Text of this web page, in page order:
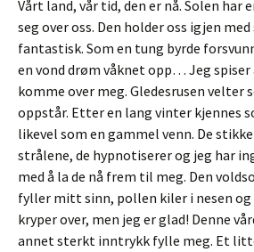
Vårt land, vår tid, den er nå. Solen har
seg over oss. Den holder oss igjen
fantastisk. Som en tung byrde
en vond drøm våknet opp… Jeg spiser
komme over meg. Gledesrusen velter
oppstår. Etter en lang vinter kjennes
likevel som en gammel venn. De
strålene, de hypnotiserer og jeg har
med å la de nå frem til meg. Den
fyller mitt sinn, pollen kiler i nesen
kryper over, men jeg er glad! Denne
annet sterkt inntrykk fylle meg. Et